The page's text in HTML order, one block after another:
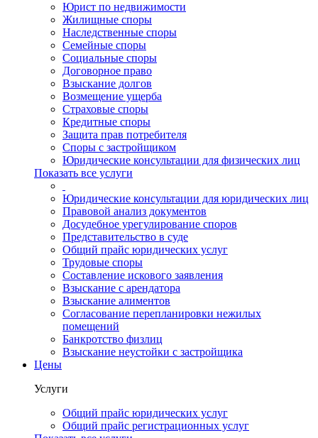
Юрист по недвижимости
Жилищные споры
Наследственные споры
Семейные споры
Социальные споры
Договорное право
Взыскание долгов
Возмещение ущерба
Страховые споры
Кредитные споры
Защита прав потребителя
Споры с застройщиком
Юридические консультации для физических лиц
Показать все услуги
Юридические консультации для юридических лиц
Правовой анализ документов
Досудебное урегулирование споров
Представительство в суде
Общий прайс юридических услуг
Трудовые споры
Составление искового заявления
Взыскание с арендатора
Взыскание алиментов
Cогласование перепланировки нежилых
помещений
Банкротство физлиц
Взыскание неустойки с застройщика
Цены
Услуги
Общий прайс юридических услуг
Общий прайс регистрационных услуг